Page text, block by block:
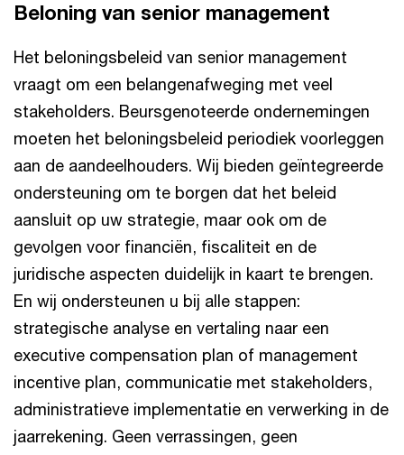
Beloning van senior management
Het beloningsbeleid van senior management
vraagt om een belangenafweging met veel
stakeholders. Beursgenoteerde ondernemingen
moeten het beloningsbeleid periodiek voorleggen
aan de aandeelhouders. Wij bieden geïntegreerde
ondersteuning om te borgen dat het beleid
aansluit op uw strategie, maar ook om de
gevolgen voor financiën, fiscaliteit en de
juridische aspecten duidelijk in kaart te brengen.
En wij ondersteunen u bij alle stappen:
strategische analyse en vertaling naar een
executive compensation plan of management
incentive plan, communicatie met stakeholders,
administratieve implementatie en verwerking in de
jaarrekening. Geen verrassingen, geen